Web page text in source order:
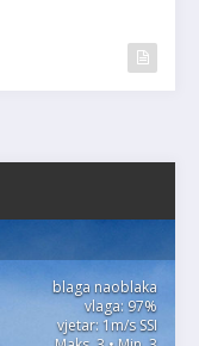
blaga naoblaka
vlaga: 97%
vjetar: 1m/s SSI